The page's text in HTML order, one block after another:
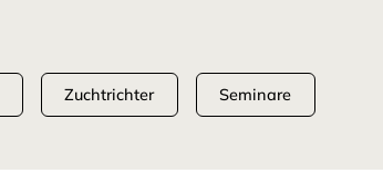
Zuchtrichter Seminare